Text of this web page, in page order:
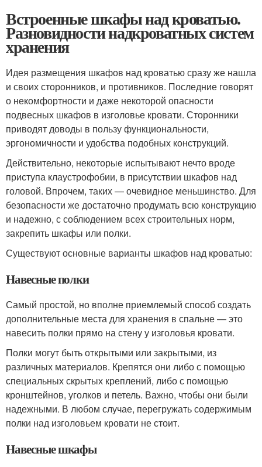
Встроенные шкафы над кроватью.
Разновидности надкроватных систем
хранения
Идея размещения шкафов над кроватью сразу же нашла
и своих сторонников, и противников. Последние говорят
о некомфортности и даже некоторой опасности
подвесных шкафов в изголовье кровати. Сторонники
приводят доводы в пользу функциональности,
эргономичности и удобства подобных конструкций.
Действительно, некоторые испытывают нечто вроде
приступа клаустрофобии, в присутствии шкафов над
головой. Впрочем, таких — очевидное меньшинство. Для
безопасности же достаточно продумать всю конструкцию
и надежно, с соблюдением всех строительных норм,
закрепить шкафы или полки.
Существуют основные варианты шкафов над кроватью:
Навесные полки
Самый простой, но вполне приемлемый способ создать
дополнительные места для хранения в спальне — это
навесить полки прямо на стену у изголовья кровати.
Полки могут быть открытыми или закрытыми, из
различных материалов. Крепятся они либо с помощью
специальных скрытых креплений, либо с помощью
кронштейнов, уголков и петель. Важно, чтобы они были
надежными. В любом случае, перегружать содержимым
полки над изголовьем кровати не стоит.
Навесные шкафы